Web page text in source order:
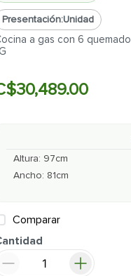
Presentación:Unidad
a gas con 6
30,489.00
Altura: 97cm
Ancho: 81cm
Comparar